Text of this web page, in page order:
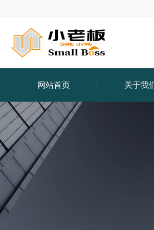
网站首页 关于我